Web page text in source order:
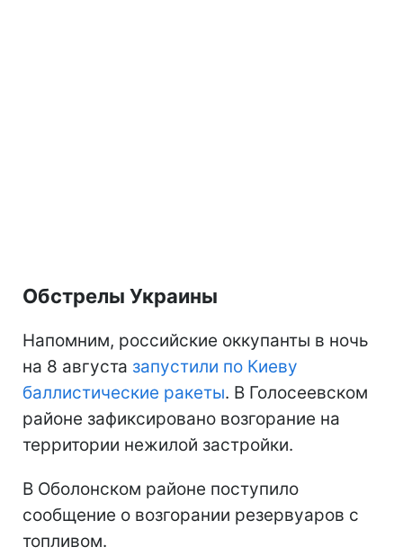
Обстрелы Украины
Напомним, российские оккупанты в ночь
на 8 августа запустили по Киеву
баллистические ракеты. В Голосеевском
районе зафиксировано возгорание на
территории нежилой застройки.
В Оболонском районе поступило
сообщение о возгорании резервуаров с
топливом.